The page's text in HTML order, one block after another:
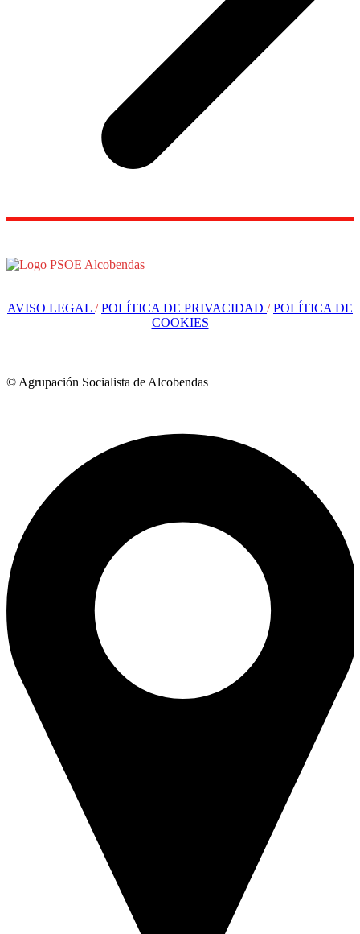
AVISO LEGAL /POLÍTICA DE PRIVACIDAD /POLÍTICA DE
COOKIES
© Agrupación Socialista de Alcobendas